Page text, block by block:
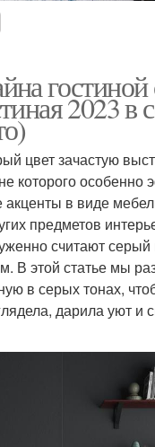
гостиной
2023 в
цвет зачастую
которого особенно
акценты в виде
предметов
считают серый
В этой статье мы
в серых тонах,
дарила уют и